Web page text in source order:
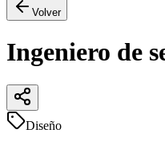
Volver
Ingeniero de
Diseño